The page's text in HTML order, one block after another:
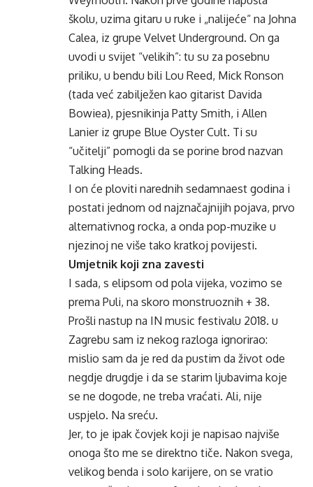
školu, uzima gitaru u ruke i „nalijeće“ na Johna
Calea, iz grupe Velvet Underground. On ga
uvodi u svijet “velikih”: tu su za posebnu
priliku, u bendu bili Lou Reed, Mick Ronson
(tada već zabilježen kao gitarist Davida
Bowiea), pjesnikinja Patty Smith, i Allen
Lanier iz grupe Blue Oyster Cult. Ti su
“učitelji” pomogli da se porine brod nazvan
Talking Heads.
I on će ploviti narednih sedamnaest godina i
postati jednom od najznačajnijih pojava, prvo
alternativnog rocka, a onda pop-muzike u
njezinoj ne više tako kratkoj povijesti.
Umjetnik koji zna zavesti
I sada, s elipsom od pola vijeka, vozimo se
prema Puli, na skoro monstruoznih + 38.
Prošli nastup na IN music festivalu 2018. u
Zagrebu sam iz nekog razloga ignorirao:
mislio sam da je red da pustim da život ode
negdje drugdje i da se starim ljubavima koje
se ne dogode, ne treba vraćati. Ali, nije
uspjelo. Na sreću.
Jer, to je ipak čovjek koji je napisao najviše
onoga što me se direktno tiče. Nakon svega,
velikog benda i solo karijere, on se vratio